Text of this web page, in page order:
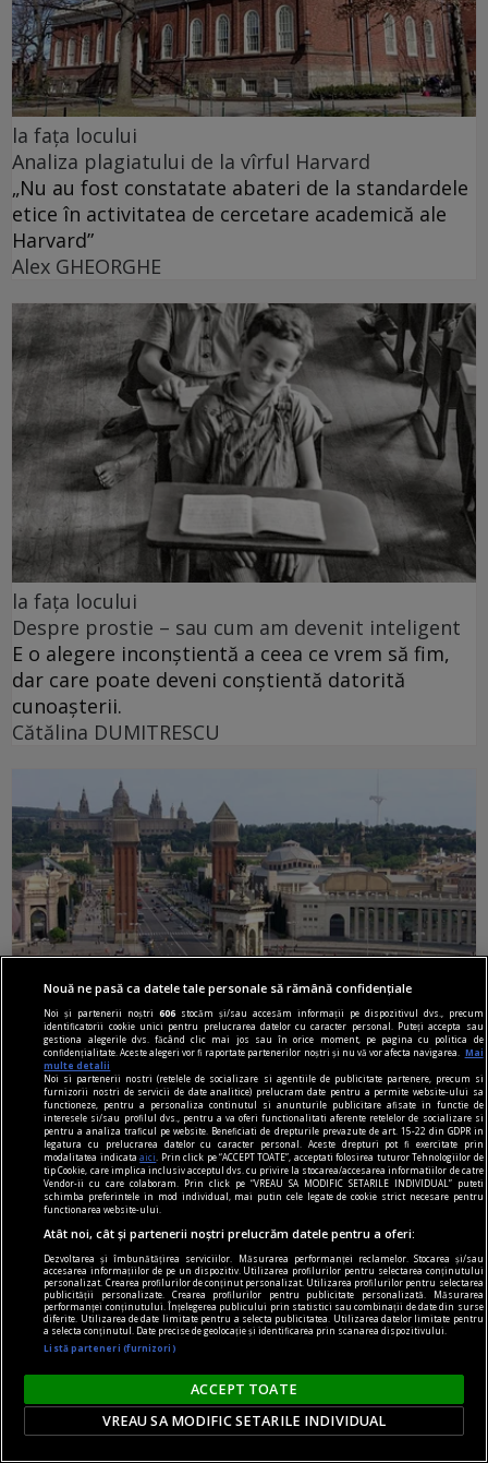
la fața locului
Analiza plagiatului de la vîrful Harvard
„Nu au fost constatate abateri de la standardele
etice în activitatea de cercetare academică ale
Harvard”
Alex GHEORGHE
la fața locului
Despre prostie – sau cum am devenit inteligent
E o alegere inconștientă a ceea ce vrem să fim,
dar care poate deveni conștientă datorită
cunoașterii.
Cătălina DUMITRESCU
la fața locului
Universul Barcelonei
Numai un prost l-ar distruge. Dar istoria este
plină de alde d-ăștia.
Codruţ CONSTANTINESCU
Nouă ne pasă ca datele tale personale să rămână confidențiale
Noi și partenerii noștri606 stocăm și/sau accesăm informații pe dispozitivul dvs., precum
identificatorii cookie unici pentru prelucrarea datelor cu caracter personal. Puteți accepta sau
gestiona alegerile dvs. făcând clic mai jos sau în orice moment, pe pagina cu politica de
confidențialitate. Aceste alegeri vor fi raportate partenerilor noștri și nu vă vor afecta navigarea.
Mai
multe detalii
Noi si partenerii nostri (retelele de socializare si agentiile de publicitate partenere, precum si
furnizorii nostri de servicii de date analitice) prelucram date pentru a permite website-ului sa
functioneze, pentru a personaliza continutul si anunturile publicitare afisate in functie de
interesele si/sau profilul dvs., pentru a va oferi functionalitati aferente retelelor de socializare si
pentru a analiza traficul pe website. Beneficiati de drepturile prevazute de art. 15-22 din GDPR in
legatura cu prelucrarea datelor cu caracter personal. Aceste drepturi pot fi exercitate prin
modalitatea indicataaici
. Prin click pe “ACCEPT TOATE”, acceptati folosirea tuturor Tehnologiilor de
tip Cookie, care implica inclusiv acceptul dvs. cu privire la stocarea/accesarea informatiilor de catre
Vendor-ii cu care colaboram. Prin click pe “VREAU SA MODIFIC SETARILE INDIVIDUAL” puteti
schimba preferintele in mod individual, mai putin cele legate de cookie strict necesare pentru
functionarea website-ului.
Atât noi, cât și partenerii noștri prelucrăm datele pentru a oferi:
Dezvoltarea și îmbunătățirea serviciilor. Măsurarea performanței reclamelor. Stocarea și/sau
accesarea informațiilor de pe un dispozitiv. Utilizarea profilurilor pentru selectarea conținutului
personalizat. Crearea profilurilor de conținut personalizat. Utilizarea profilurilor pentru selectarea
publicității personalizate. Crearea profilurilor pentru publicitate personalizată. Măsurarea
performanței conținutului. Înțelegerea publicului prin statistici sau combinații de date din surse
diferite. Utilizarea de date limitate pentru a selecta publicitatea. Utilizarea datelor limitate pentru
a selecta conținutul. Date precise de geolocație și identificarea prin scanarea dispozitivului.
Listă parteneri (furnizori)
ACCEPT TOATE
VREAU SA MODIFIC SETARILE INDIVIDUAL